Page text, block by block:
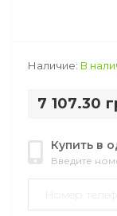
Наличие: В
7 107.30
Купить в
Введите